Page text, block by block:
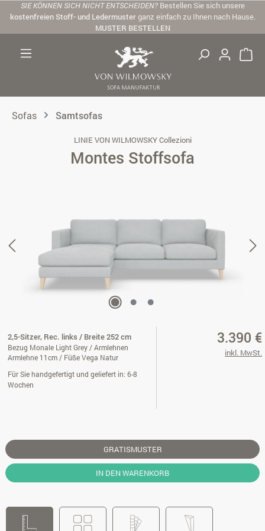
Zum Hauptinhalt springen
SIE KÖNNEN SICH NICHT ENTSCHEIDEN? Bestellen Sie sich unsere
kostenfreien Stoff- und Ledermusterganz einfach zu Ihnen nach Hause.
MUSTER BESTELLEN
Sofas Samtsofas
LINIE VON WILMOWSKY Collezioni
Montes Stoffsofa
2,5-Sitzer, Rec. links / Breite 252 cm
Bezug Monale Light Grey / Armlehnen
Armlehne 11cm / Füße Vega Natur
Für Sie handgefertigt und geliefert in: 6-8
Wochen
3.390 €
inkl. MwSt.
GRATISMUSTER
IN DEN WARENKORB